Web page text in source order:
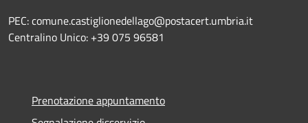
PEC: comune.castiglionedellago@postacert.umbria.it
Centralino Unico: +39 075 96581
Prenotazione appuntamento